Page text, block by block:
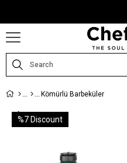
Kömürlü Barbeküler
%7 Discount